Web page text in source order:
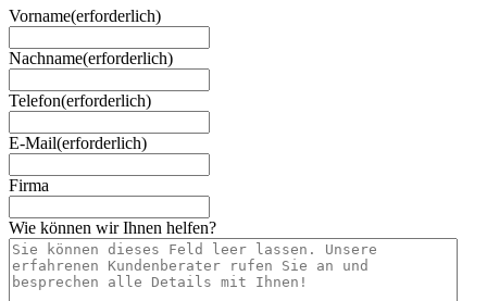
Vorname(erforderlich)
Nachname(erforderlich)
Telefon(erforderlich)
E-Mail(erforderlich)
Firma
Wie können wir Ihnen helfen?